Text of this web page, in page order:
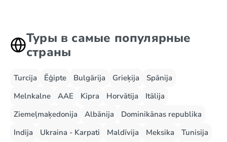
Туры в самые популярные
страны
Turcija Ēģipte Bulgārija Grieķija
Spānija
Melnkalne
AAE Kipra Horvātija
Itālija
Ziemeļmaķedonija
Albānija
Dominikānas republika
Indija
Ukraina - Karpati Maldīvija Meksika
Tunisija